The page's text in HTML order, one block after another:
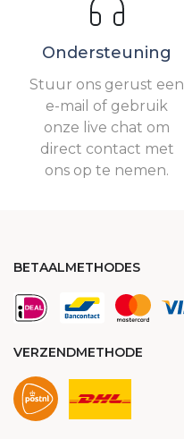
Ondersteuning
Stuur ons gerust een
e-mail of gebruik
onze live chat om
direct contact met
ons op te nemen.
BETAALMETHODES
VERZENDMETHODE